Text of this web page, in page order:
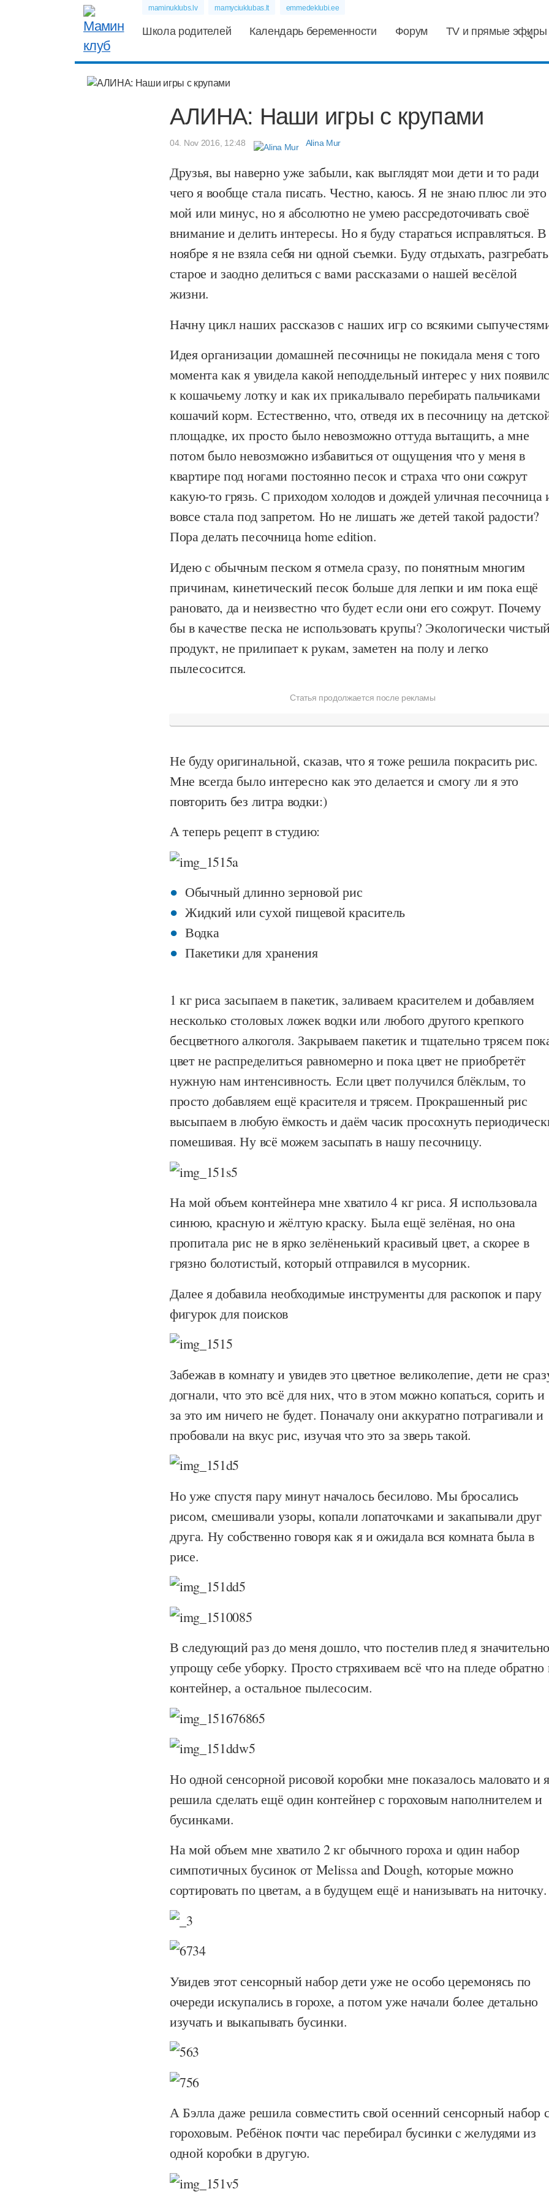
maminuklubs.lv mamyciuklubas.lt emmedeklubi.ee
Школа родителей Календарь беременности Форум TV и прямые эфиры
АЛИНА: Наши игры с крупами
04. Nov 2016, 12:48 Alina Mur
Друзья, вы наверно уже забыли, как выглядят мои дети и то ради
чего я вообще стала писать. Честно, каюсь. Я не знаю плюс ли это
мой или минус, но я абсолютно не умею рассредоточивать своё
внимание и делить интересы. Но я буду стараться исправляться. В
ноябре я не взяла себя ни одной съемки. Буду отдыхать, разгребать
старое и заодно делиться с вами рассказами о нашей весёлой
жизни.
Начну цикл наших рассказов с наших игр со всякими
Идея организации домашней песочницы не покидала меня с того
момента как я увидела какой неподдельный интерес у них
к кошачьему лотку и как их прикалывало перебирать пальчиками
кошачий корм. Естественно, что, отведя их в песочницу на
площадке, их просто было невозможно оттуда вытащить, а мне
потом было невозможно избавиться от ощущения что у меня в
квартире под ногами постоянно песок и страха что они сожрут
какую-то грязь. С приходом холодов и дождей уличная песочница
вовсе стала под запретом. Но не лишать же детей такой радости?
Пора делать песочница home edition.
Идею с обычным песком я отмела сразу, по понятным многим
причинам, кинетический песок больше для лепки и им пока ещё
рановато, да и неизвестно что будет если они его сожрут. Почему
бы в качестве песка не использовать крупы? Экологически
продукт, не прилипает к рукам, заметен на полу и легко
пылесосится.
Статья продолжается после рекламы
Не буду оригинальной, сказав, что я тоже решила покрасить рис.
Мне всегда было интересно как это делается и смогу ли я это
повторить без литра водки:)
А теперь рецепт в студию:
Обычный длинно зерновой рис
Жидкий или сухой пищевой краситель
Водка
Пакетики для хранения
1 кг риса засыпаем в пакетик, заливаем красителем и добавляем
несколько столовых ложек водки или любого другого крепкого
бесцветного алкоголя. Закрываем пакетик и тщательно трясем
цвет не распределиться равномерно и пока цвет не приобретёт
нужную нам интенсивность. Если цвет получился блёклым, то
просто добавляем ещё красителя и трясем. Прокрашенный рис
высыпаем в любую ёмкость и даём часик просохнуть
помешивая. Ну всё можем засыпать в нашу песочницу.
На мой объем контейнера мне хватило 4 кг риса. Я использовала
синюю, красную и жёлтую краску. Была ещё зелёная, но она
пропитала рис не в ярко зелёненький красивый цвет, а скорее в
грязно болотистый, который отправился в мусорник.
Далее я добавила необходимые инструменты для раскопок и пару
фигурок для поисков
Забежав в комнату и увидев это цветное великолепие, дети не
догнали, что это всё для них, что в этом можно копаться, сорить и
за это им ничего не будет. Поначалу они аккуратно потрагивали и
пробовали на вкус рис, изучая что это за зверь такой.
Но уже спустя пару минут началось бесилово. Мы бросались
рисом, смешивали узоры, копали лопаточками и закапывали друг
друга. Ну собственно говоря как я и ожидала вся комната была в
рисе.
В следующий раз до меня дошло, что постелив плед я
упрощу себе уборку. Просто стряхиваем всё что на пледе обратно
контейнер, а остальное пылесосим.
Но одной сенсорной рисовой коробки мне показалось маловато и
решила сделать ещё один контейнер с гороховым наполнителем и
бусинками.
На мой объем мне хватило 2 кг обычного гороха и один набор
симпотичных бусинок от Melissa and Dough, которые можно
сортировать по цветам, а в будущем ещё и нанизывать на ниточку.
Увидев этот сенсорный набор дети уже не особо церемонясь по
очереди искупались в горохе, а потом уже начали более детально
изучать и выкапывать бусинки.
А Бэлла даже решила совместить свой осенний сенсорный набор
гороховым. Ребёнок почти час перебирал бусинки с желудями из
одной коробки в другую.